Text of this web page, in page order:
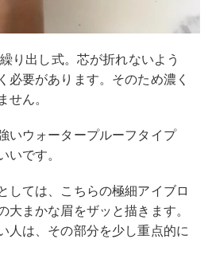
り出し式。芯が折れないよう
必要があります。そのため濃く
ん。
いウォータープルーフタイプ
いです。
しては、こちらの極細アイブロ
大まかな眉をザッと描きます。
人は、その部分を少し重点的に